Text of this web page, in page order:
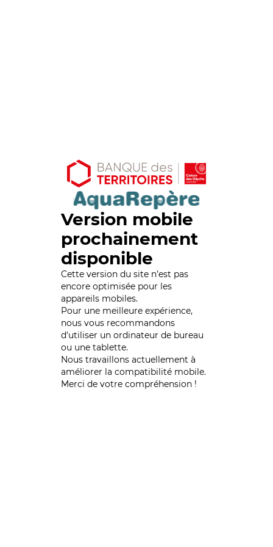
Version mobile
prochainement
disponible
Cette version du site n’est pas
encore optimisée pour les
appareils mobiles.
Pour une meilleure expérience,
nous vous recommandons
d'utiliser un ordinateur de bureau
ou une tablette.
Nous travaillons actuellement à
améliorer la compatibilité mobile.
Merci de votre compréhension !